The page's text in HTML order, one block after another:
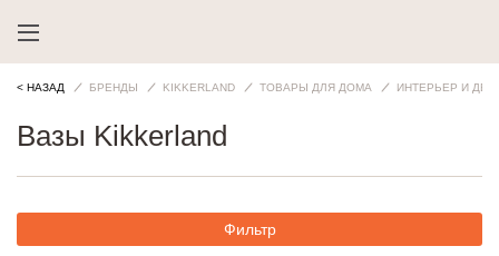
< НАЗАД БРЕНДЫ KIKKERLAND ТОВАРЫ ДЛЯ ДОМА ИНТЕРЬЕР И
Вазы Kikkerland
Фильтр